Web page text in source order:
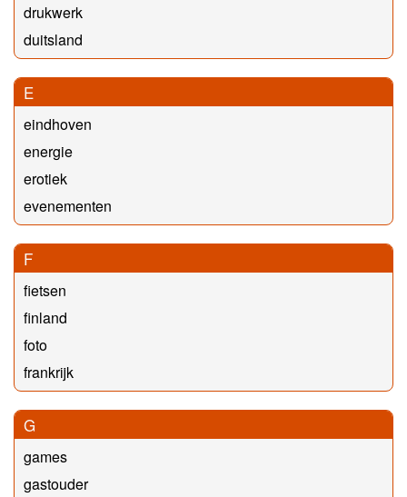
drukwerk
duitsland
E
eindhoven
energie
erotiek
evenementen
F
fietsen
finland
foto
frankrijk
G
games
gastouder